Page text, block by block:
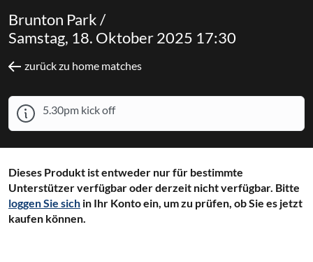
Brunton Park /
Samstag, 18. Oktober 2025 17:30
zurück zu home matches
5.30pm kick off
Dieses Produkt ist entweder nur für bestimmte
Unterstützer verfügbar oder derzeit nicht verfügbar. Bitte
loggen Sie sich in Ihr Konto ein, um zu prüfen, ob Sie es jetzt
kaufen können.